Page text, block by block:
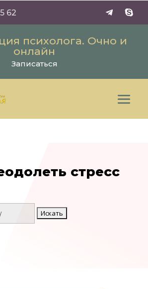
62
психолога. Очно и
онлайн
Записаться
стресс